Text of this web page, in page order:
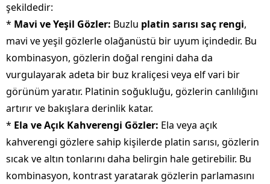
şekildedir:
* Mavi ve Yeşil Gözler: Buzlu platin sarısı saç rengi,
mavi ve yeşil gözlerle olağanüstü bir uyum içindedir. Bu
kombinasyon, gözlerin doğal rengini daha da
vurgulayarak adeta bir buz kraliçesi veya elf vari bir
görünüm yaratır. Platinin soğukluğu, gözlerin canlılığını
artırır ve bakışlara derinlik katar.
* Ela ve Açık Kahverengi Gözler: Ela veya açık
kahverengi gözlere sahip kişilerde platin sarısı, gözlerin
sıcak ve altın tonlarını daha belirgin hale getirebilir. Bu
kombinasyon, kontrast yaratarak gözlerin parlamasını